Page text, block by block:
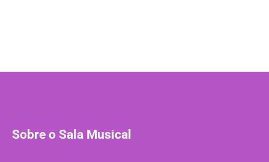
Sobre o Sala Musical